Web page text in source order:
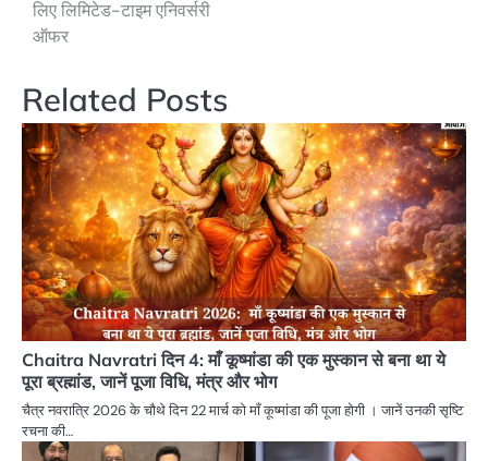
लिए लिमिटेड-टाइम एनिवर्सरी
ऑफर
Related Posts
Chaitra Navratri दिन 4: माँ कूष्मांडा की एक मुस्कान से बना था ये
पूरा ब्रह्मांड, जानें पूजा विधि, मंत्र और भोग
चैत्र नवरात्रि 2026 के चौथे दिन 22 मार्च को माँ कूष्मांडा की पूजा होगी । जानें उनकी सृष्टि
रचना की…